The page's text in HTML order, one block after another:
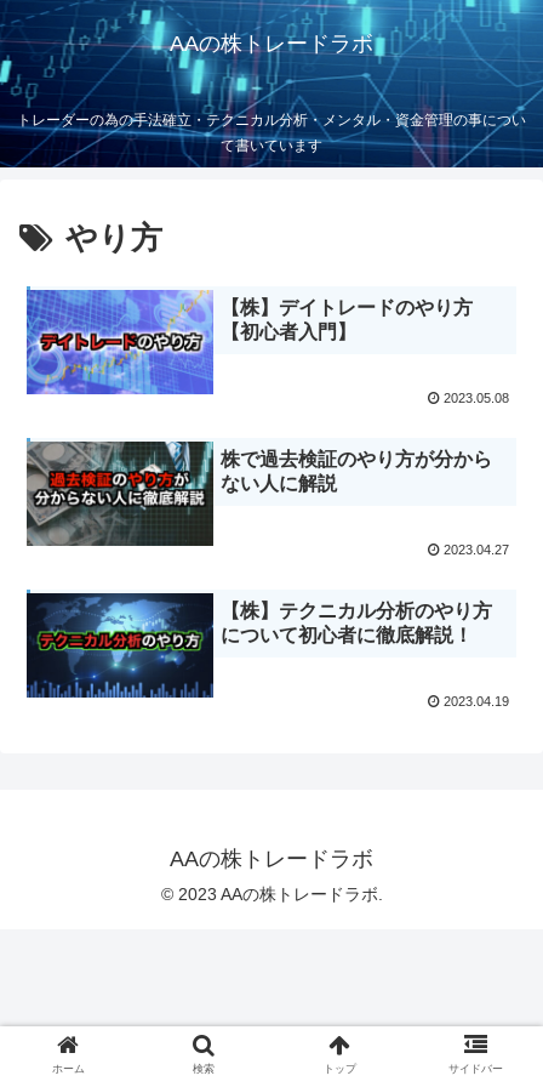
AAの株トレードラボ
トレーダーの為の手法確立・テクニカル分析・メンタル・資金管理の事につい
て書いています
やり方
【株】デイトレードのやり方
【初心者入門】
2023.05.08
株で過去検証のやり方が分から
ない人に解説
2023.04.27
【株】テクニカル分析のやり方
について初心者に徹底解説！
2023.04.19
AAの株トレードラボ
© 2023 AAの株トレードラボ.
ホーム 検索 トップ サイドバー